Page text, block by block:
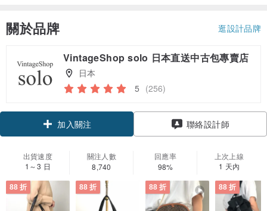
關於品牌 逛設計品牌
VintageShop solo 日本直送中古包專賣店
日本
5 (256)
加入關注
聯絡設計師
出貨速度
1～3 日
關注人數
8,740
回應率
98%
上次上線
1 天內
88 折 88 折 88 折 88 折